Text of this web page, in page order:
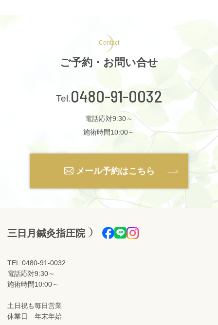
Contact
ご予約・お問い合せ
0480-91-0032
電話応対9:30～
施術時間10:00～
メール予約はこちら
三日月鍼灸指圧院
TEL:0480-91-0032
電話応対9:30～
施術時間10:00～
土日祝も毎日営業
休業日 年末年始